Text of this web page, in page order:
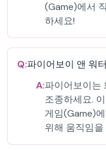
(Game)에서
하세요!
Q:파이어보이 앤 워
A:파이어보이는
조종하세요.
게임(Game)
위해 움직임